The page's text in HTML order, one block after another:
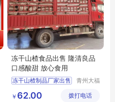
冻干山楂食品出售 隆清良品
口感酸甜 放心食用
冻干山楂制品厂家出售
隆清良品山楂制品批发
青州大福
展有限公
￥ 62.00 拨打电话